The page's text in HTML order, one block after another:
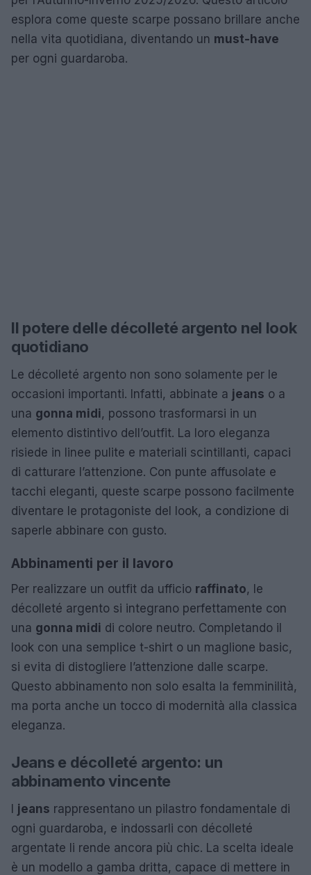
esplora come queste scarpe possano brillare anche
nella vita quotidiana, diventando un must-have
per ogni guardaroba.
Il potere delle décolleté argento nel look
quotidiano
Le décolleté argento non sono solamente per le
occasioni importanti. Infatti, abbinate a jeans o a
una gonna midi, possono trasformarsi in un
elemento distintivo dell’outfit. La loro eleganza
risiede in linee pulite e materiali scintillanti, capaci
di catturare l’attenzione. Con punte affusolate e
tacchi eleganti, queste scarpe possono facilmente
diventare le protagoniste del look, a condizione di
saperle abbinare con gusto.
Abbinamenti per il lavoro
Per realizzare un outfit da ufficio raffinato, le
décolleté argento si integrano perfettamente con
una gonna midi di colore neutro. Completando il
look con una semplice t-shirt o un maglione basic,
si evita di distogliere l’attenzione dalle scarpe.
Questo abbinamento non solo esalta la femminilità,
ma porta anche un tocco di modernità alla classica
eleganza.
Jeans e décolleté argento: un
abbinamento vincente
I jeans rappresentano un pilastro fondamentale di
ogni guardaroba, e indossarli con décolleté
argentate li rende ancora più chic. La scelta ideale
è un modello a gamba dritta, capace di mettere in